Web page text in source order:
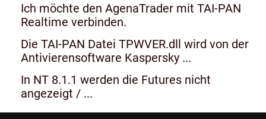
Ich möchte den AgenaTrader mit TAI-PAN
Realtime verbinden.
Die TAI-PAN Datei TPWVER.dll wird von der
Antivierensoftware Kaspersky ...
In NT 8.1.1 werden die Futures nicht
angezeigt / ...